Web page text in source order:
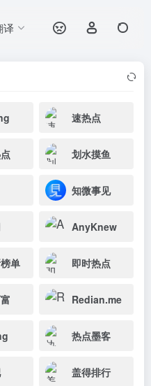
译
速热点
划水摸鱼
知微事见
AnyKnew
单 即时热点
Redian.me
热点墨客
盖得排行